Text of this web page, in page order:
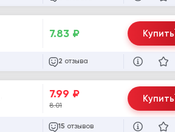
7.83 ₽
2 отзыва
Купить
7.99 ₽
8.01
15 отзывов
Купить